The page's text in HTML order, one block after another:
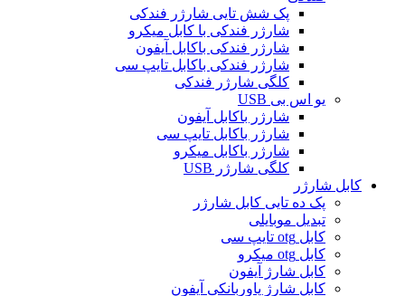
پک شش تایی شارژر فندکی
شارژر فندکی با کابل میکرو
شارژر فندکی باکابل آیفون
شارژر فندکی باکابل تایپ سی
کلگی شارژر فندکی
یو اس بی USB
شارژر باکابل آیفون
شارژر باکابل تایپ سی
شارژر باکابل میکرو
کلگی شارژر USB
کابل شارژر
پک ده تایی کابل شارژر
تبدیل موبایلی
کابل otg تایپ سی
کابل otg میکرو
کابل شارژ آیفون
کابل شارژ پاوربانکی آیفون